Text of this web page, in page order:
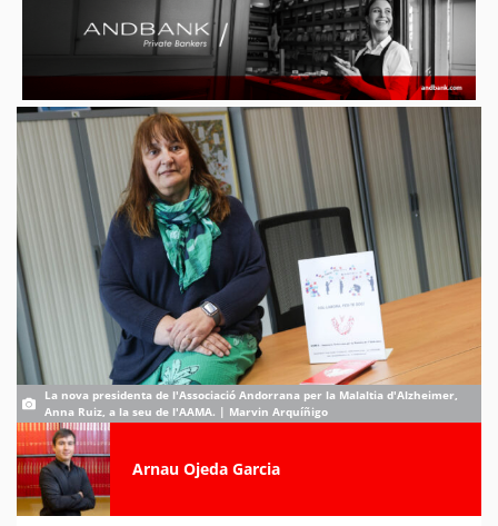
La nova presidenta de l'Associació Andorrana per la Malaltia d'Alzheimer,
Anna Ruiz, a la seu de l'AAMA. | Marvin Arquíñigo
Arnau Ojeda Garcia